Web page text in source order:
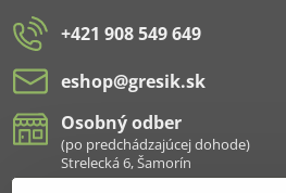
+421 908 549 649
eshop​@gresik​.sk
Osobný odber
(po predchádzajúcej dohode)
Strelecká 6, Šamorín